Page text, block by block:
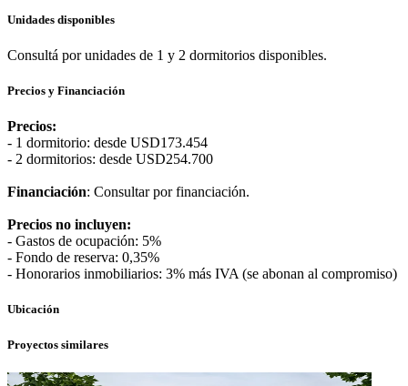
Unidades disponibles
Consultá por unidades de 1 y 2 dormitorios disponibles.
Precios y Financiación
Precios:
- 1 dormitorio: desde USD173.454
- 2 dormitorios: desde USD254.700
Financiación: Consultar por financiación.
Precios no incluyen:
- Gastos de ocupación: 5%
- Fondo de reserva: 0,35%
- Honorarios inmobiliarios: 3% más IVA (se abonan al compromiso)
Ubicación
Proyectos similares